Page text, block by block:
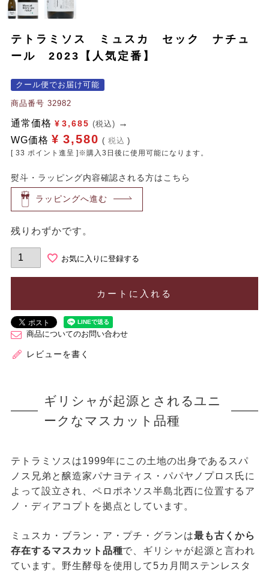
テトラミソス ミュスカ セック ナチュ
ール 2023【人気定番】
クール便でお届け可能
商品番号 32982
通常価格 ¥ 3,685 (税込)
WG価格 ¥ 3,580 税込
[ 33 ポイント進呈 ]※購入3日後に使用可能になります。
熨斗・ラッピング内容確認される方はこちら
ラッピングへ進む
残りわずかです。
お気に入りに登録する
カートに入れる
商品についてのお問い合わせ
レビューを書く
ギリシャが起源とされるユニ
ークなマスカット品種
テトラミソスは1999年にこの土地の出身であるスパ
ノス兄弟と醸造家パナヨティス・パパヤノプロス氏に
よって設立され、ペロポネソス半島北西に位置するア
ノ・ディアコプトを拠点としています。
ミュスカ・ブラン・ア・プチ・グランは最も古くから
存在するマスカット品種で、ギリシャが起源と言われ
ています。野生酵母を使用して5カ月間ステンレスタ